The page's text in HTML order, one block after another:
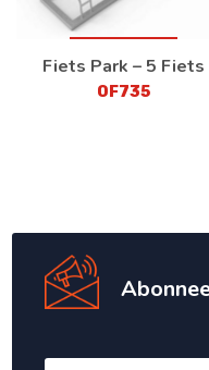
Fiets Park – 5 Fiets
OF735